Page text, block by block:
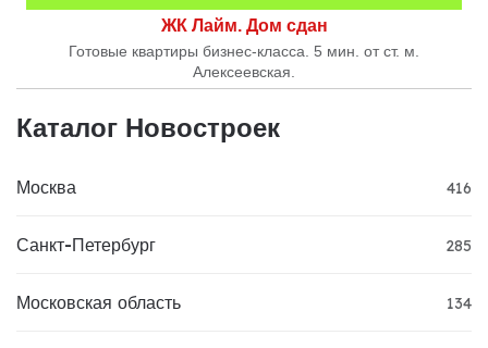
ЖК Лайм. Дом сдан
Готовые квартиры бизнес-класса. 5 мин. от ст. м.
Алексеевская.
Каталог Новостроек
Москва 416
Санкт-Петербург 285
Московская область 134